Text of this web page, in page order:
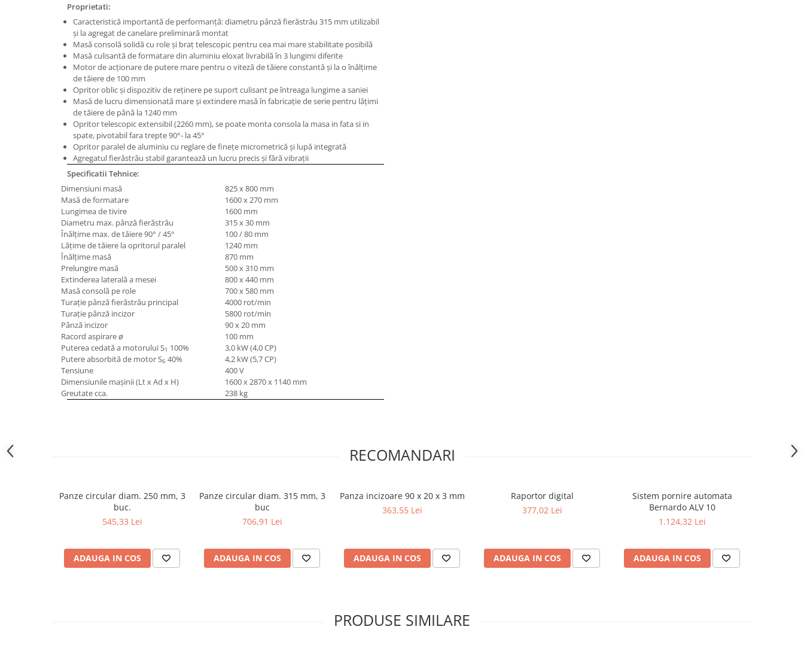
Masini de frezat universale SERVO
Masini de frezat verticale
Masini de slefuit metal
Masini de ascutit burghie
Masini de lustruit
Masini de polizat bavuri cu perii
Masini de rectificat plan
Masini de rectificat plan
Masini de rectificat rotund
Masini de satinat
Masini de slefuit combinate
Masini de slefuit cu banda
Masini de slefuit cu disc
Masini de slefuit cu mediu umed si
Masini de slefuit cutite de gravat
Masini de tesit
Masini pentru slefuit tevi
Masini universale de ascutit
Polizoare de banc
Masini de filetat
Masini pneumatice de filetat
Masini electrice de filetat
Exhaustor pentru aschii metal
Masini de gaurit cu talpa
Universale de strung si accesorii
Falci pentru 4 bacuri PS4/ PO4
Mandrine independente
Proprietati:
Caracteristică importantă de performanţă: diametru pânză fierăstrău 315 mm utilizabil
şi la agregat de canelare preliminară montat
Masă consolă solidă cu role şi braţ telescopic pentru cea mai mare stabilitate posibilă
Masă culisantă de formatare din aluminiu eloxat livrabilă în 3 lungimi diferite
Motor de acţionare de putere mare pentru o viteză de tăiere constantă şi la o înălţime
de tăiere de 100 mm
Opritor oblic şi dispozitiv de reţinere pe suport culisant pe întreaga lungime a saniei
Masă de lucru dimensionată mare şi extindere masă în fabricaţie de serie pentru lăţimi
de tăiere de până la 1240 mm
Opritor telescopic extensibil (2260 mm), se poate monta consola la masa in fata si in
spate, pivotabil fara trepte 90°- la 45°
Opritor paralel de aluminiu cu reglare de fineţe micrometrică şi lupă integrată
Agregatul fierăstrău stabil garantează un lucru precis şi fără vibraţii
Specificatii Tehnice:
Dimensiuni masă
825 x 800 mm
Masă de formatare
1600 x 270 mm
Lungimea de tivire
1600 mm
Diametru max. pânză fierăstrău
315 x 30 mm
Înălţime max. de tăiere 90° / 45°
100 / 80 mm
Lăţime de tăiere la opritorul paralel
1240 mm
Înălţime masă
870 mm
Prelungire masă
500 x 310 mm
Extinderea laterală a mesei
800 x 440 mm
Masă consolă pe role
700 x 580 mm
Turaţie pânză fierăstrău principal
4000 rot/min
Turaţie pânză incizor
5800 rot/min
Pânză incizor
90 x 20 mm
Racord aspirare ø
100 mm
Puterea cedată a motorului S1 100%
3,0 kW (4,0 CP)
Putere absorbită de motor S6 40%
4,2 kW (5,7 CP)
Tensiune
400 V
Dimensiunile maşinii (Lt x Ad x H)
1600 x 2870 x 1140 mm
Greutate cca.
238 kg
RECOMANDARI
Panze circular diam. 250 mm, 3
buc.
545,33 Lei
ADAUGA IN COS
Panze circular diam. 315 mm, 3
buc
706,91 Lei
ADAUGA IN COS
Panza incizoare 90 x 20 x 3 mm
363,55 Lei
ADAUGA IN COS
Raportor digital
377,02 Lei
ADAUGA IN COS
Sistem pornire automata
Bernardo ALV 10
1.124,32 Lei
ADAUGA IN COS
PRODUSE SIMILARE